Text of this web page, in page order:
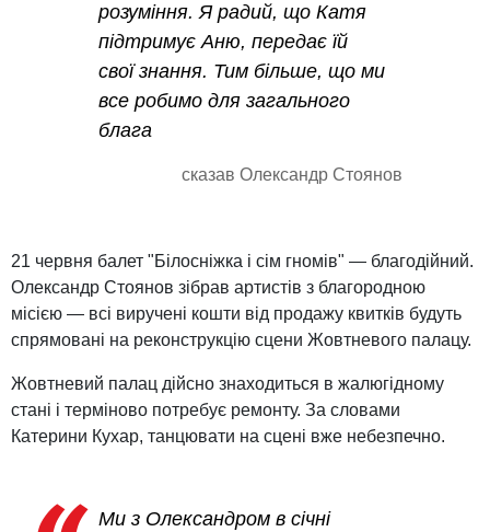
розуміння. Я радий, що Катя
підтримує Аню, передає їй
свої знання. Тим більше, що ми
все робимо для загального
блага
сказав Олександр Стоянов
21 червня балет "Білосніжка і сім гномів" — благодійний.
Олександр Стоянов зібрав артистів з благородною
місією — всі виручені кошти від продажу квитків будуть
спрямовані на реконструкцію сцени Жовтневого палацу.
Жовтневий палац дійсно знаходиться в жалюгідному
стані і терміново потребує ремонту. За словами
Катерини Кухар, танцювати на сцені вже небезпечно.
Ми з Олександром в січні